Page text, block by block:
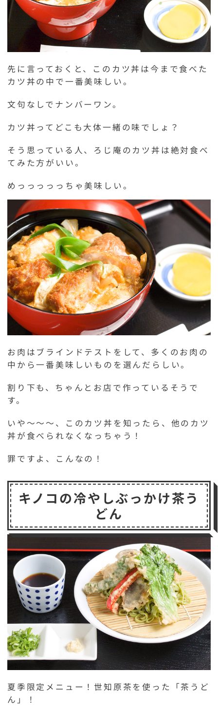
先に言っておくと、このカツ丼は今まで食べた
カツ丼の中で一番美味しい。
文句なしでナンバーワン。
カツ丼ってどこも大体一緒の味でしょ？
そう思っている人、ろじ庵のカツ丼は絶対食べ
てみた方がいい。
めっっっっっちゃ美味しい。
お肉はブラインドテストをして、多くのお肉の
中から一番美味しいものを選んだらしい。
割り下も、ちゃんとお店で作っているそうで
す。
いや〜〜〜、このカツ丼を知ったら、他のカツ
丼が食べられなくなっちゃう！
罪ですよ、こんなの！
キノコの冷やしぶっかけ茶う
どん
夏季限定メニュー！世知原茶を使った「茶うど
ん」！